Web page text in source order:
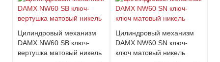
Цилиндровый механизм
DAMX NW60 SB ключ-
вертушка матовый никель
Цилиндровый механизм
DAMX NW60 SN ключ-
ключ матовый никель